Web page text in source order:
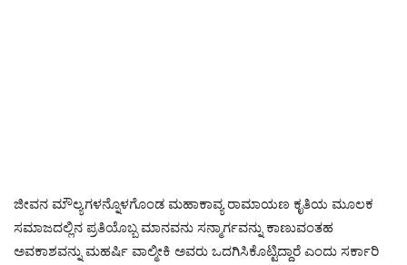
ಜೀವನ ಮೌಲ್ಯಗಳನ್ನೊಳಗೊಂಡ ಮಹಾಕಾವ್ಯ ರಾಮಾಯಣ ಕೃತಿಯ ಮೂಲಕ
ಸಮಾಜದಲ್ಲಿನ ಪ್ರತಿಯೊಬ್ಬ ಮಾನವನು ಸನ್ಮಾರ್ಗವನ್ನು ಕಾಣುವಂತಹ
ಅವಕಾಶವನ್ನು ಮಹರ್ಷಿ ವಾಲ್ಮೀಕಿ ಅವರು ಒದಗಿಸಿಕೊಟ್ಟಿದ್ದಾರೆ ಎಂದು ಸರ್ಕಾರಿ